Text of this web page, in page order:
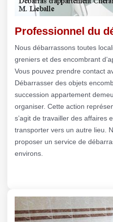
Professionnel du
Nous débarrassons toutes
greniers et des encombrant
Vous pouvez prendre contact
Débarrasser des objets
succession appartement
organiser. Cette action
s’agit de travailler des affaires
transporter vers un autre lieu.
proposer un service de
environs.